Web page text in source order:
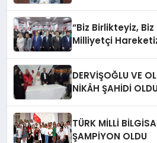
“Biz Birlikteyiz,
Milliyetçi
DERVİŞOĞLU VE
NİKÂH ŞAHİDİ
TÜRK MİLLİ
ŞAMPİYON OLDU